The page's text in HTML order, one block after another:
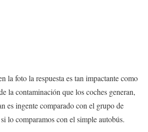
la foto la respuesta es tan impactante como
la contaminación que los coches generan,
es ingente comparado con el grupo de
lo comparamos con el simple autobús.